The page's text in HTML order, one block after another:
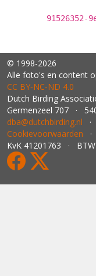
91526352-
© 1998-2026
Alle foto's en content
CC BY‑NC‑ND 4.0
Dutch Birding
Germenzeel 707 ·
dba@dutchbirding.nl ·
Cookievoorwaarden ·
KvK 41201763 ·